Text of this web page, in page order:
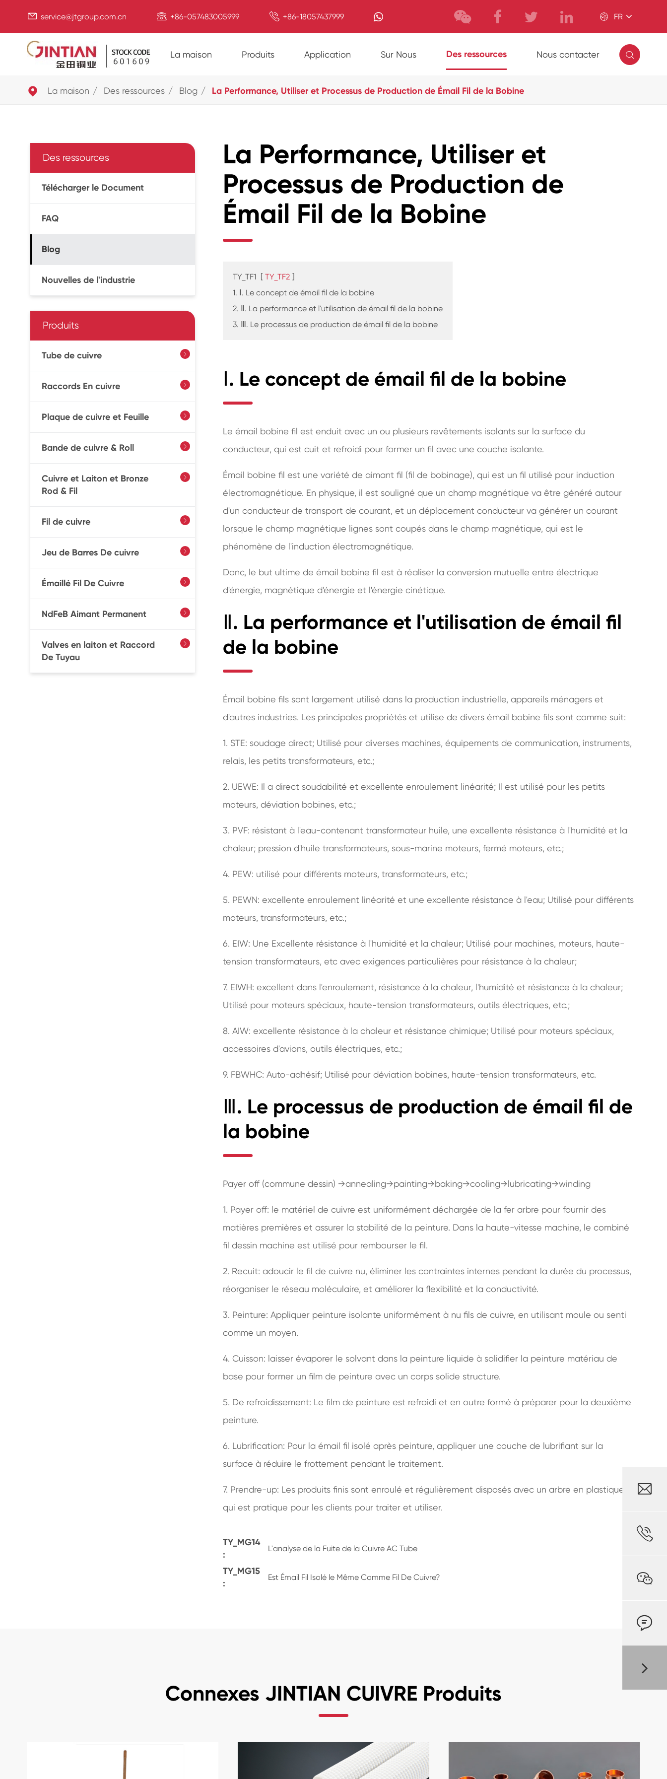
 service@jtgroup.com.cn  +86-057483005999  +86-18057437999  FR
La maison Produits Application Sur Nous Des ressources Nous contacter 
 La maison Des ressources Blog La Performance, Utiliser et Processus de Production de Émail Fil de la Bobine
Des ressources
Télécharger le Document
FAQ
Blog
Nouvelles de l'industrie
Produits
Tube de cuivre 
Raccords En cuivre 
Plaque de cuivre et Feuille 
Bande de cuivre & Roll 
Cuivre et Laiton et Bronze
Rod & Fil

Fil de cuivre 
Jeu de Barres De cuivre 
Émaillé Fil De Cuivre 
NdFeB Aimant Permanent 
Valves en laiton et Raccord
De Tuyau

La Performance, Utiliser et
Processus de Production de
Émail Fil de la Bobine
TY_TF1 [ TY_TF2 ]
1. Ⅰ. Le concept de émail fil de la bobine
2. Ⅱ. La performance et l'utilisation de émail fil de la bobine
3. Ⅲ. Le processus de production de émail fil de la bobine
Ⅰ. Le concept de émail fil de la bobine
Le émail bobine fil est enduit avec un ou plusieurs revêtements isolants sur la surface du
conducteur, qui est cuit et refroidi pour former un fil avec une couche isolante.
Émail bobine fil est une variété de aimant fil (fil de bobinage), qui est un fil utilisé pour induction
électromagnétique. En physique, il est souligné que un champ magnétique va être généré autour
d'un conducteur de transport de courant, et un déplacement conducteur va générer un courant
lorsque le champ magnétique lignes sont coupés dans le champ magnétique, qui est le
phénomène de l'induction électromagnétique.
Donc, le but ultime de émail bobine fil est à réaliser la conversion mutuelle entre électrique
d'énergie, magnétique d'énergie et l'énergie cinétique.
Ⅱ. La performance et l'utilisation de émail fil
de la bobine
Émail bobine fils sont largement utilisé dans la production industrielle, appareils ménagers et
d'autres industries. Les principales propriétés et utilise de divers émail bobine fils sont comme suit:
1. STE: soudage direct; Utilisé pour diverses machines, équipements de communication, instruments,
relais, les petits transformateurs, etc.;
2. UEWE: Il a direct soudabilité et excellente enroulement linéarité; Il est utilisé pour les petits
moteurs, déviation bobines, etc.;
3. PVF: résistant à l'eau-contenant transformateur huile, une excellente résistance à l'humidité et la
chaleur; pression d'huile transformateurs, sous-marine moteurs, fermé moteurs, etc.;
4. PEW: utilisé pour différents moteurs, transformateurs, etc.;
5. PEWN: excellente enroulement linéarité et une excellente résistance à l'eau; Utilisé pour différents
moteurs, transformateurs, etc.;
6. EIW: Une Excellente résistance à l'humidité et la chaleur; Utilisé pour machines, moteurs, haute-
tension transformateurs, etc avec exigences particulières pour résistance à la chaleur;
7. EIWH: excellent dans l'enroulement, résistance à la chaleur, l'humidité et résistance à la chaleur;
Utilisé pour moteurs spéciaux, haute-tension transformateurs, outils électriques, etc.;
8. AIW: excellente résistance à la chaleur et résistance chimique; Utilisé pour moteurs spéciaux,
accessoires d'avions, outils électriques, etc.;
9. FBWHC: Auto-adhésif; Utilisé pour déviation bobines, haute-tension transformateurs, etc.
Ⅲ. Le processus de production de émail fil de
la bobine
Payer off (commune dessin) →annealing→painting→baking→cooling→lubricating→winding
1. Payer off: le matériel de cuivre est uniformément déchargée de la fer arbre pour fournir des
matières premières et assurer la stabilité de la peinture. Dans la haute-vitesse machine, le combiné
fil dessin machine est utilisé pour rembourser le fil.
2. Recuit: adoucir le fil de cuivre nu, éliminer les contraintes internes pendant la durée du processus,
réorganiser le réseau moléculaire, et améliorer la flexibilité et la conductivité.
3. Peinture: Appliquer peinture isolante uniformément à nu fils de cuivre, en utilisant moule ou senti
comme un moyen.
4. Cuisson: laisser évaporer le solvant dans la peinture liquide à solidifier la peinture matériau de
base pour former un film de peinture avec un corps solide structure.
5. De refroidissement: Le film de peinture est refroidi et en outre formé à préparer pour la deuxième
peinture.
6. Lubrification: Pour la émail fil isolé après peinture, appliquer une couche de lubrifiant sur la
surface à réduire le frottement pendant le traitement.
7. Prendre-up: Les produits finis sont enroulé et régulièrement disposés avec un arbre en plastique,
qui est pratique pour les clients pour traiter et utiliser.
TY_MG14
:
L'analyse de la Fuite de la Cuivre AC Tube
TY_MG15
:
Est Émail Fil Isolé le Même Comme Fil De Cuivre?
Connexes JINTIAN CUIVRE Produits



